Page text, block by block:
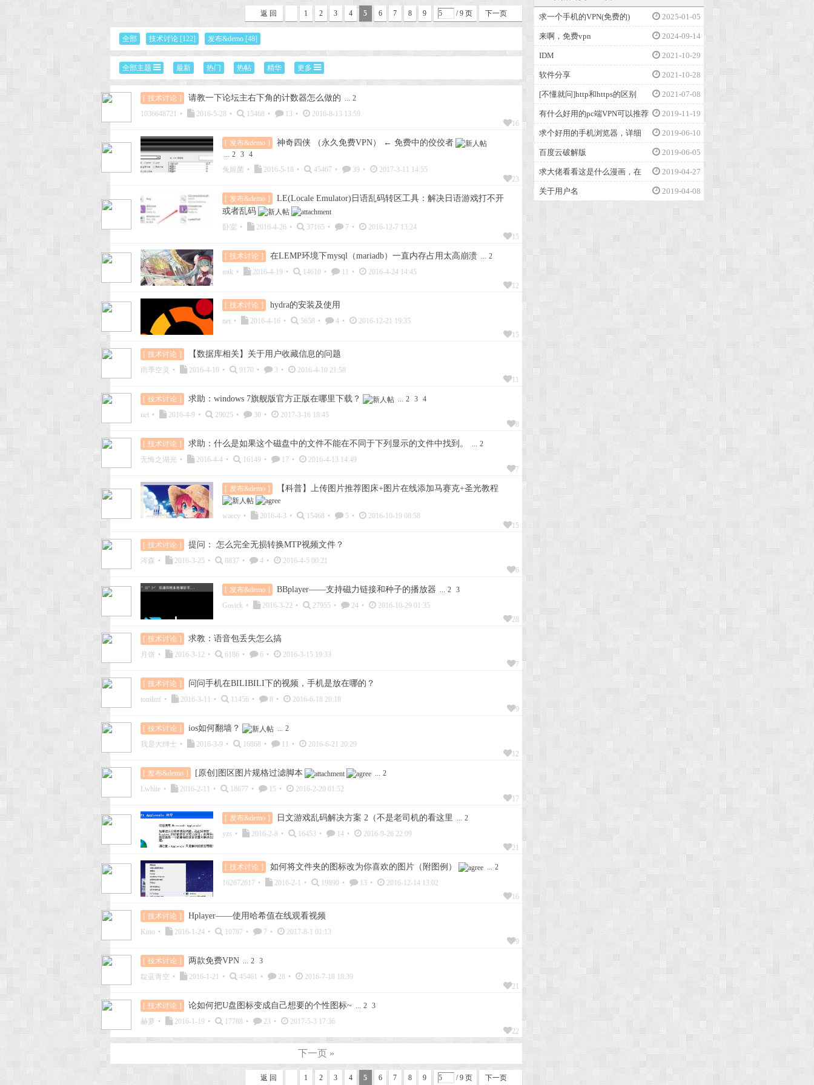
1 2 3 4 5 6 7 8 9 / 9 页 下一页
返 回
全部 技术讨论 [122] 发布&demo [48]
全部主题 最新 热门 热帖 精华 更多
[ 技术讨论 ] 请教一下论坛主右下角的计数器怎么做的 ... 2
1036648721
• 2016-5-28 • 15468 • 13 •
2016-8-13 13:59
16
[ 发布&demo ] 神奇四侠 （永久免费VPN） ← 免费中的佼佼者
... 2 3 4
兔姬菌
• 2016-5-18 • 45467 • 39 •
2017-3-11 14:55
23
[ 发布&demo ]
LE(Locale Emulator)日语乱码转区工具：解决日语游戏打不开
或者乱码
卧室 • 2016-4-26 • 37165 • 7 •
2016-12-7 13:24
15
[ 技术讨论 ] 在LEMP环境下mysql（mariadb）一直内存占用太高崩溃 ... 2
mtk • 2016-4-19 • 14610 • 11 •
2016-4-24 14:45
12
[ 技术讨论 ] hydra的安装及使用
net • 2016-4-16 • 5658 • 4 •
2016-12-21 19:35
15
[ 技术讨论 ] 【数据库相关】关于用户收藏信息的问题
雨季空灵 • 2016-4-10 • 9170 • 3 •
2016-4-10 21:58
11
[ 技术讨论 ] 求助：windows 7旗舰版官方正版在哪里下载？ ... 2 3 4
net • 2016-4-9 • 29025 • 30 •
2017-3-16 18:45
8
[ 技术讨论 ] 求助：什么是如果这个磁盘中的文件不能在不同于下列显示的文件中找到。 ... 2
无悔之湖光 • 2016-4-4 • 16149 • 17 •
2016-4-13 14:49
7
[ 发布&demo ] 【科普】上传图片推荐图床+图片在线添加马赛克+圣光教程
waecy • 2016-4-3 • 15468 • 5 •
2016-10-19 08:58
15
[ 技术讨论 ] 提问： 怎么完全无损转换MTP视频文件？
涔森 • 2016-3-25 • 8837 • 4 •
2016-4-5 00:21
6
[ 发布&demo ] BBplayer——支持磁力链接和种子的播放器 ... 2 3
Gosick • 2016-3-22 • 27955 • 24 •
2016-10-29 01:35
28
[ 技术讨论 ] 求教：语音包丢失怎么搞
月饼 • 2016-3-12 • 6186 • 6 •
2016-3-15 19:33
7
[ 技术讨论 ] 问问手机在BILIBILI下的视频，手机是放在哪的？
tonilmf • 2016-3-11 • 11456 • 8 •
2016-6-18 20:18
9
[ 技术讨论 ] ios如何翻墙？ ... 2
我是大绅士 • 2016-3-9 • 16868 • 11 •
2016-6-21 20:29
12
[ 发布&demo ] [原创]图区图片规格过滤脚本 ... 2
Lwhite • 2016-2-11 • 18677 • 15 •
2016-2-20 01:52
17
[ 发布&demo ] 日文游戏乱码解决方案 2（不是老司机的看这里 ... 2
yzs • 2016-2-8 • 16453 • 14 •
2016-9-26 22:09
21
[ 技术讨论 ] 如何将文件夹的图标改为你喜欢的图片（附图例） ... 2
162672617 • 2016-2-1 • 19890 • 13 •
2016-12-14 13:02
16
[ 技术讨论 ] Hplayer——使用哈希值在线观看视频
Kino • 2016-1-24 • 10787 • 7 •
2017-8-1 01:13
9
[ 技术讨论 ] 两款免费VPN ... 2 3
靛蓝青空 • 2016-1-21 • 45461 • 28 •
2016-7-18 18:39
21
[ 技术讨论 ] 论如何把U盘图标变成自己想要的个性图标~ ... 2 3
赫萝 • 2016-1-19 • 17788 • 23 •
2017-5-3 17:36
22
下一页 »
1 2 3 4 5 6 7 8 9 / 9 页 下一页
返 回
求一个手机的VPN(免费的) 2025-01-05
来啊，免费vpn 2024-09-14
IDM 2021-10-29
软件分享 2021-10-28
[不懂就问]http和https的区别 2021-07-08
有什么好用的pc端VPN可以推荐 2019-11-19
求个好用的手机浏览器，详细 2019-06-10
百度云破解版 2019-06-05
求大佬看看这是什么漫画，在 2019-04-27
关于用户名 2019-04-08